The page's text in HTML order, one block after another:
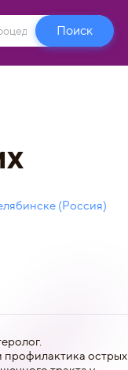
(Россия)
профилактика острых